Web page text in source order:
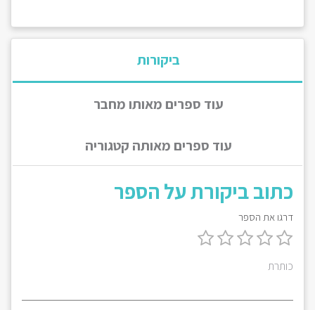
ביקורות
עוד ספרים מאותו מחבר
עוד ספרים מאותה קטגוריה
כתוב ביקורת על הספר
דרגו את הספר
כותרת